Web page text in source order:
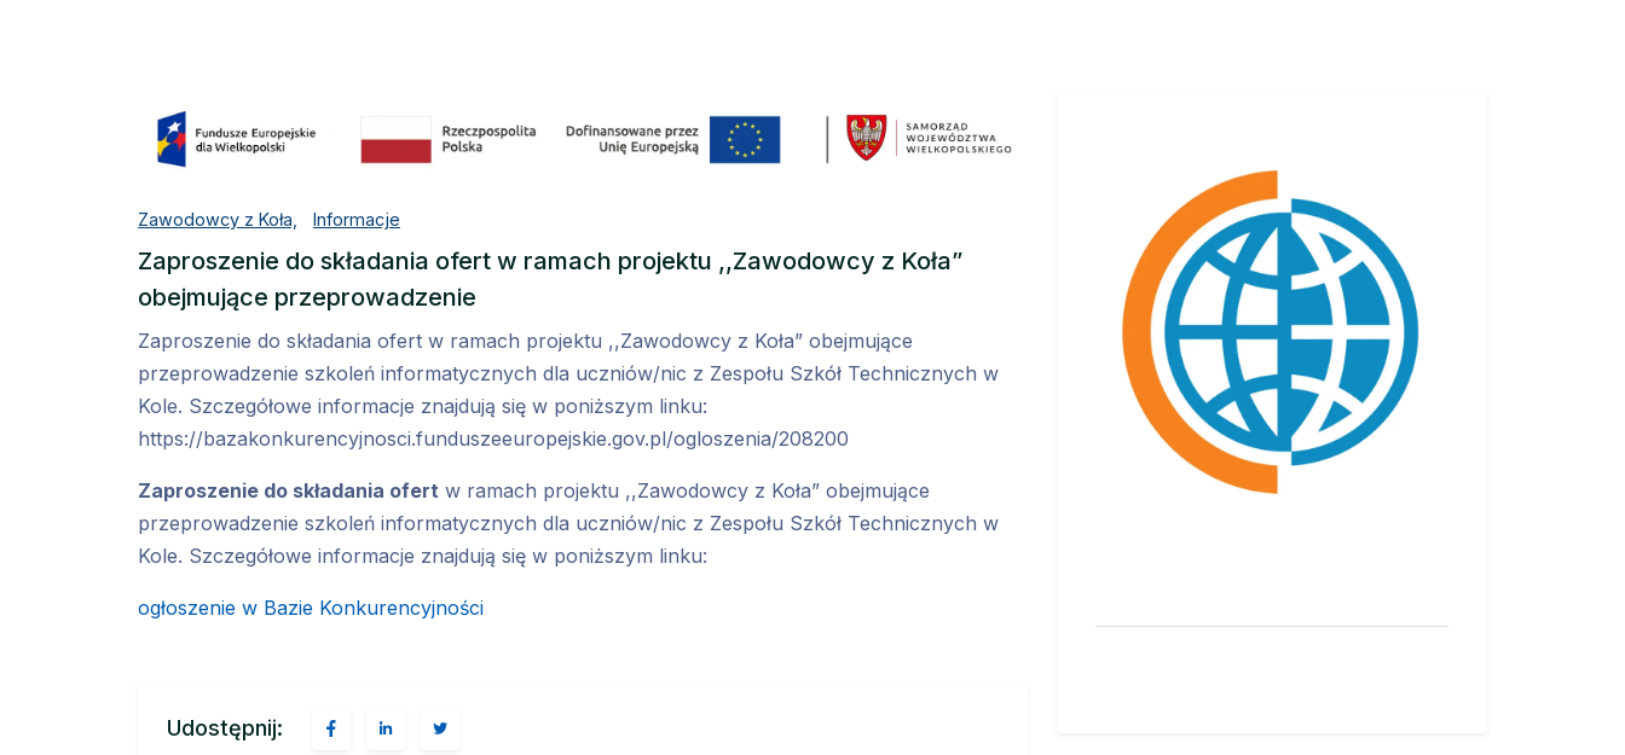
Zawodowcy z Koła, Informacje
Zaproszenie do składania ofert w ramach projektu ,,Zawodowcy z Koła”
obejmujące przeprowadzenie
Zaproszenie do składania ofert w ramach projektu ,,Zawodowcy z Koła” obejmujące
przeprowadzenie szkoleń informatycznych dla uczniów/nic z Zespołu Szkół Technicznych w
Kole. Szczegółowe informacje znajdują się w poniższym linku:
https://bazakonkurencyjnosci.funduszeeuropejskie.gov.pl/ogloszenia/208200
Zaproszenie do składania ofert w ramach projektu ,,Zawodowcy z Koła” obejmujące
przeprowadzenie szkoleń informatycznych dla uczniów/nic z Zespołu Szkół Technicznych w
Kole. Szczegółowe informacje znajdują się w poniższym linku:
ogłoszenie w Bazie Konkurencyjności
Udostępnij: